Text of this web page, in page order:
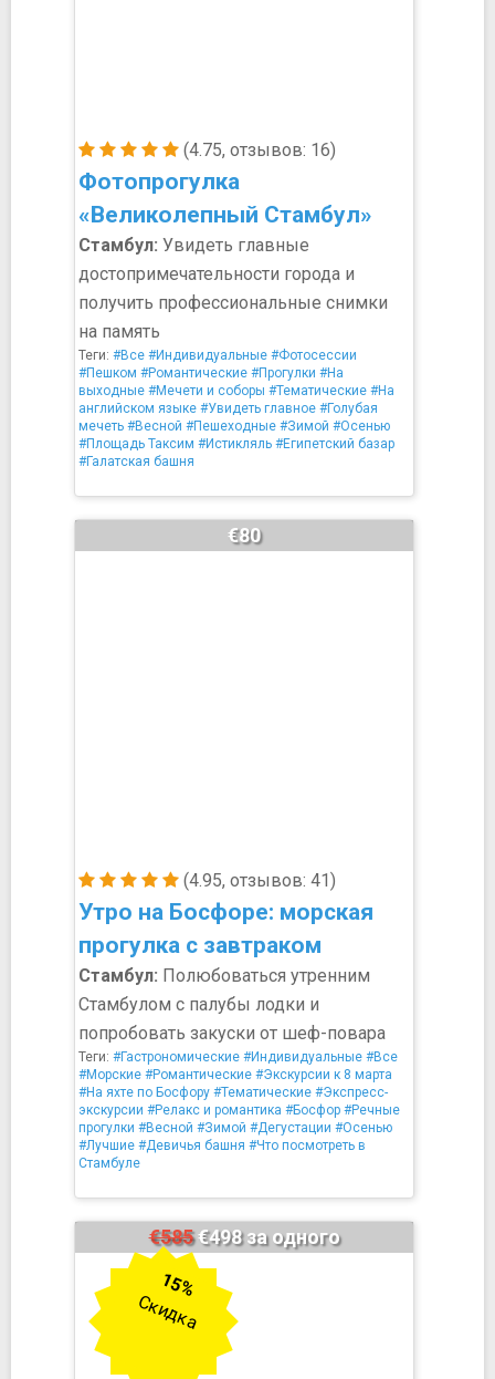
(4.75, отзывов: 16)
Фотопрогулка
«Великолепный Стамбул»
Стамбул: Увидеть главные
достопримечательности города и
получить профессиональные снимки
на память
Теги: #Все #Индивидуальные #Фотосессии
#Пешком #Романтические #Прогулки #На
выходные #Мечети и соборы #Тематические #На
английском языке #Увидеть главное #Голубая
мечеть #Весной #Пешеходные #Зимой #Осенью
#Площадь Таксим #Истикляль #Египетский базар
#Галатская башня
(4.95, отзывов: 41)
Утро на Босфоре: морская
прогулка с завтраком
€80
Стамбул: Полюбоваться утренним
Стамбулом с палубы лодки и
попробовать закуски от шеф-повара
Теги: #Гастрономические #Индивидуальные #Все
#Морские #Романтические #Экскурсии к 8 марта
#На яхте по Босфору #Тематические #Экспресс-
экскурсии #Релакс и романтика #Босфор #Речные
прогулки #Весной #Зимой #Дегустации #Осенью
#Лучшие #Девичья башня #Что посмотреть в
Стамбуле
€585€498 за одного
15%
Скидка